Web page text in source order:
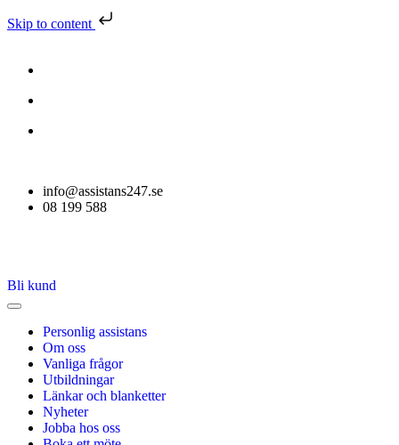
Skip to content
info@assistans247.se
08 199 588
Bli kund
Personlig assistans
Om oss
Vanliga frågor
Utbildningar
Länkar och blanketter
Nyheter
Jobba hos oss